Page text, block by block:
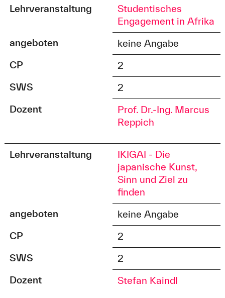
Lehrveranstaltung
Studentisches
Engagement in Afrika
angeboten
keine Angabe
CP
2
SWS
2
Dozent
Prof. Dr.-Ing. Marcus
Reppich
Lehrveranstaltung
IKIGAI - Die
japanische Kunst,
Sinn und Ziel zu
finden
angeboten
keine Angabe
CP
2
SWS
2
Dozent
Stefan Kaindl